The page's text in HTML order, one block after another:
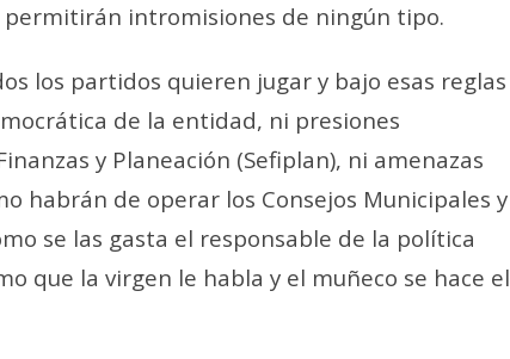
intromisiones de ningún tipo.
los partidos quieren jugar y bajo esas reglas
de la entidad, ni presiones
y Planeación (Sefiplan), ni amenazas
habrán de operar los Consejos Municipales y
se las gasta el responsable de la política
que la virgen le habla y el muñeco se hace el